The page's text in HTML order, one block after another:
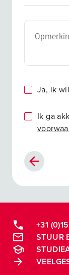
Ja, ik
Ik ga
+31
STUUR